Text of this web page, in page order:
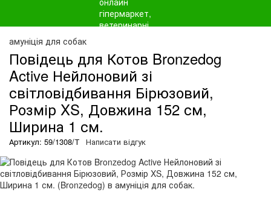
амуніція для собак
Повідець для Котов Bronzedog
Active Нейлоновий зі
світловідбивання Бірюзовий,
Розмір XS, Довжина 152 см,
Ширина 1 см.
Артикул: 59/1308/Т Написати відгук